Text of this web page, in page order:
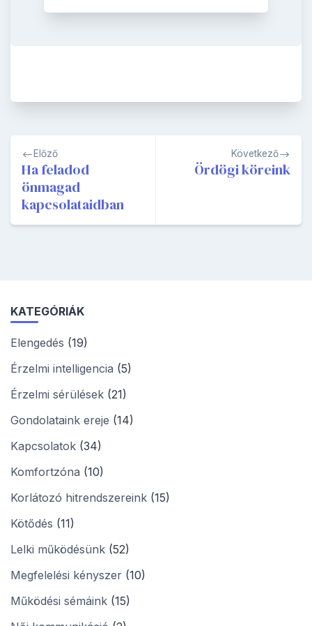
Bejegyzés
navigáció
Előző
Ha feladod
önmagad
kapcsolataidban
Következő
Ördögi köreink
KATEGÓRIÁK
Elengedés (19)
Érzelmi intelligencia (5)
Érzelmi sérülések (21)
Gondolataink ereje (14)
Kapcsolatok (34)
Komfortzóna (10)
Korlátozó hitrendszereink (15)
Kötődés (11)
Lelki működésünk (52)
Megfelelési kényszer (10)
Működési sémáink (15)